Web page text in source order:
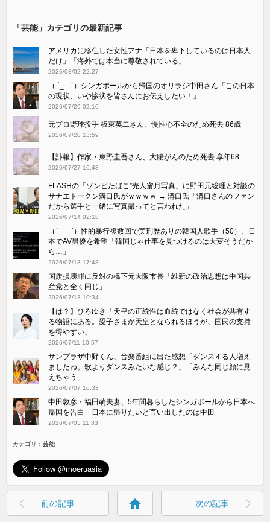
「芸能」カテゴリの最新記事
アメリカに移住した女性アナ「日本を卑下しているのは日本人
だけ」「海外では本当に尊敬されている」
2026/08/02 22:27
（ ´_ゝ`）シンガポールから帰国のオリラジ中田さん「この日本
の現状、いや惨状を皆さんにお伝えしたい！」
2026/07/29 02:10
元プロ野球投手 板東英二さん、慢性心不全のため死去 86歳
2026/07/28 13:59
【訃報】作家・東野圭吾さん、大腸がんのため死去 享年68
2026/07/27 16:48
FLASHの「ゾンビたばこ”売人蜜月写真」に野田元総理と対談の
サナエトークン溝口氏がｗｗｗｗ → 溝口氏「溝口さんのファン
だから選手と一緒に写真撮ってと言われた」
2026/07/14 02:18
（ ´_ゝ`）性的暴行複数回で実刑歴ありの韓国人歌手（50）、日
本でAV男優を希望「韓国じゃ仕事を見つけるのは大変そうだか
ら…」
2026/07/13 17:48
国旗損壊罪に反対の橋下元大阪市長「維新の政治思想は中国共
産党と全く同じ」
2026/07/13 10:34
【は？】ひろゆき「天皇の正統性は血統ではなく社会が共有す
る物語にある。愛子さまが天皇となられるほうが、国民の支持
を得やすい」
2026/07/11 10:57
サンプラザ中野くん、音楽番組に出た感想「ダンスする人増え
ましたね。歌よりダンスみたいな感じ？」「みんな同じ顔に見
えちゃう」
2026/07/07 16:33
中田敦彦・福田萌夫妻、5年間暮らしたシンガポールから日本へ
帰国を告白 日本に帰りたいと言い出したのは中田
2026/07/05 11:33
カテゴリ：芸能
前の記事 home 次の記事